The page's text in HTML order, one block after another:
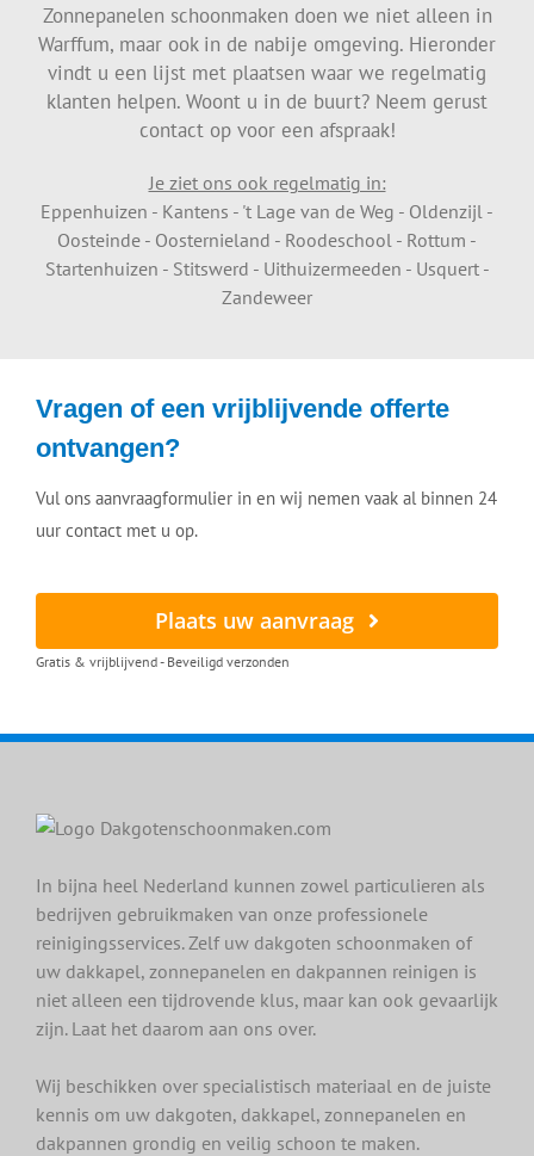
Zonnepanelen schoonmaken doen we niet alleen in
Warffum, maar ook in de nabije omgeving. Hieronder
vindt u een lijst met plaatsen waar we regelmatig
klanten helpen. Woont u in de buurt? Neem gerust
contact op voor een afspraak!
Je ziet ons ook regelmatig in:
Eppenhuizen - Kantens - 't Lage van de Weg - Oldenzijl -
Oosteinde - Oosternieland - Roodeschool - Rottum -
Startenhuizen - Stitswerd - Uithuizermeeden - Usquert -
Zandeweer
Vragen of een vrijblijvende offerte
ontvangen?
Vul ons aanvraagformulier in en wij nemen vaak al binnen 24
uur contact met u op.
Plaats uw aanvraag
Gratis & vrijblijvend - Beveiligd verzonden
In bijna heel Nederland kunnen zowel particulieren als
bedrijven gebruikmaken van onze professionele
reinigingsservices. Zelf uw dakgoten schoonmaken of
uw dakkapel, zonnepanelen en dakpannen reinigen is
niet alleen een tijdrovende klus, maar kan ook gevaarlijk
zijn. Laat het daarom aan ons over.
Wij beschikken over specialistisch materiaal en de juiste
kennis om uw dakgoten, dakkapel, zonnepanelen en
dakpannen grondig en veilig schoon te maken.